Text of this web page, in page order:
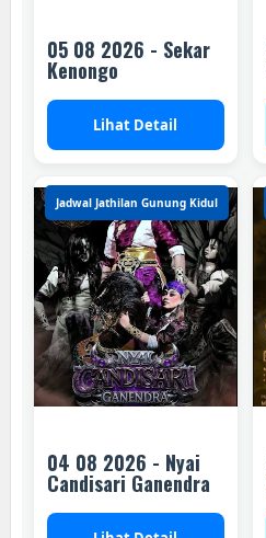
05 08 2026 - Sekar
Kenongo
Lihat Detail
Jadwal Jathilan Gunung Kidul
04 08 2026 - Nyai
Candisari Ganendra